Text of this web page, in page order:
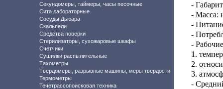
Секундомеры, таймеры, часы песочные
Сита лабораторные
Сосуды Дьюара
Скальпели
Средства поверки
Стерилизаторы, сухожаровые шкафы
Счетчики
Сушилки распылительные
Тахометры
Твердомеры, разрывные машины, меры твердости
Термометры
Течетрассопоисковая техника
-
- Масса:
-
-
-
1.
2.
3.
-